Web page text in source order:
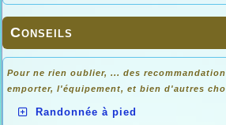
Conseils
Pour ne rien oublier, ... des
emporter, l'équipement, et bien d'autres
Randonnée à pied